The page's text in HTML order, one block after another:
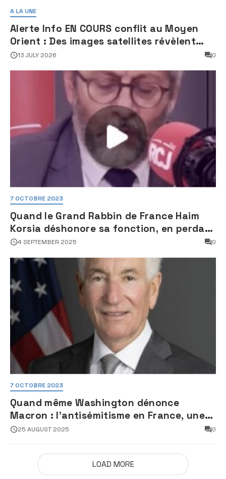
A LA UNE
Alerte Info EN COURS conflit au Moyen
Orient : Des images satellites révèlent
une activité jugée « inquiétante » sur
13 JULY 2026 0
7 OCTOBRE 2023
Quand le Grand Rabbin de France Haim
Korsia déshonore sa fonction, en perdant
son sang froid
4 SEPTEMBER 2025 0
7 OCTOBRE 2023
Quand même Washington dénonce
Macron : l’antisémitisme en France, une
faillite d’État
25 AUGUST 2025 0
LOAD MORE